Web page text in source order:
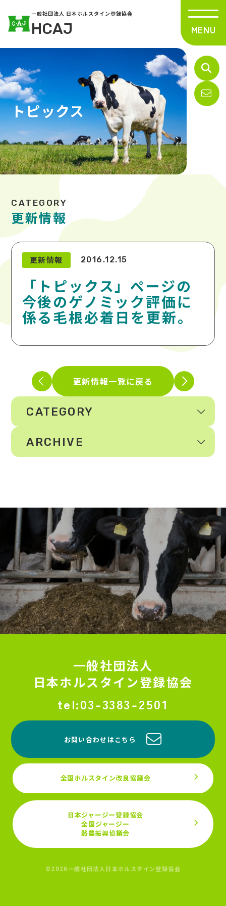
一般社団法人 日本ホルスタイン登録協会
HCAJ
トピックス
更新情報
更新情報 2016.12.15
「トピックス」ページの
今後のゲノミック評価に
係る毛根必着日を更新。
更新情報一覧に戻る
CATEGORY
ARCHIVE
一般社団法人
日本ホルスタイン登録協会
03-3383-2501
お問い合わせはこちら
全国ホルスタイン改良協議会
日本ジャージー登録協会
全国ジャージー
酪農振興協議会
©2026一般社団法人日本ホルスタイン登録協会